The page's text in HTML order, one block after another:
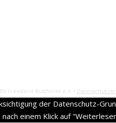
Freesland Buttforde e.V. •
der Datenschutz-
einem Klick auf